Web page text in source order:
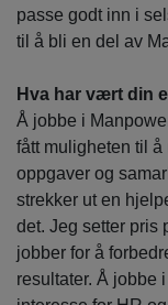
passe godt inn i
til å bli en del av
Hva har vært din
Å jobbe i
fått muligheten til
oppgaver og
strekker ut en
det. Jeg setter pris
jobber for å
resultater. Å jobbe